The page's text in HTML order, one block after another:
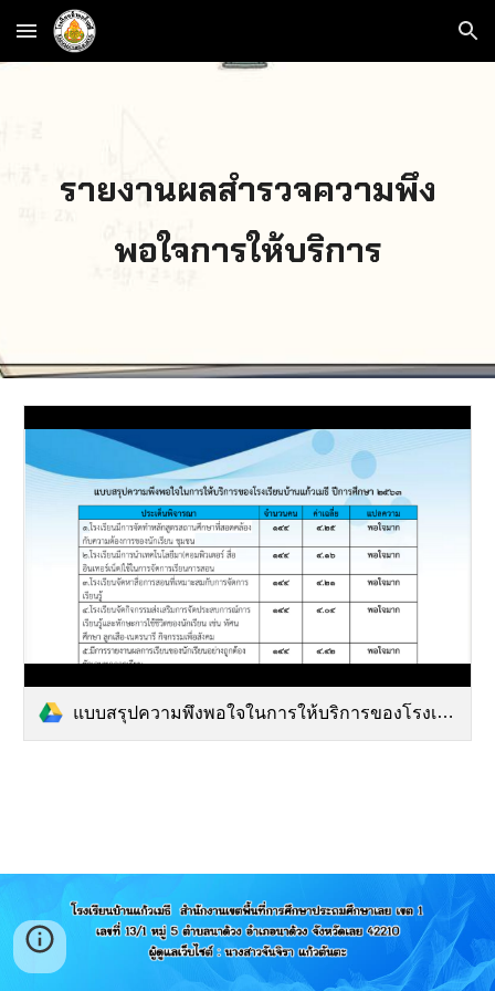
Skip to main content Skip to navigation
รายงานผลสำรวจความพึง
พอใจการให้บริการ
แบบสรุปความพึงพอใจในการให้บริการของโรงเรียนบ้านแก้วเมธี ปีการศึกษา 2563.pdf